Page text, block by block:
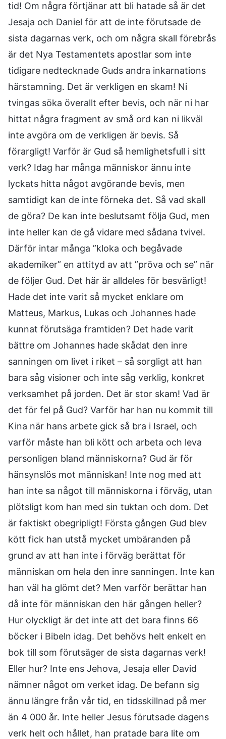
tid! Om några förtjänar att bli hatade så är det
Jesaja och Daniel för att de inte förutsade de
sista dagarnas verk, och om några skall förebrås
är det Nya Testamentets apostlar som inte
tidigare nedtecknade Guds andra inkarnations
härstamning. Det är verkligen en skam! Ni
tvingas söka överallt efter bevis, och när ni har
hittat några fragment av små ord kan ni likväl
inte avgöra om de verkligen är bevis. Så
förargligt! Varför är Gud så hemlighetsfull i sitt
verk? Idag har många människor ännu inte
lyckats hitta något avgörande bevis, men
samtidigt kan de inte förneka det. Så vad skall
de göra? De kan inte beslutsamt följa Gud, men
inte heller kan de gå vidare med sådana tvivel.
Därför intar många ”kloka och begåvade
akademiker” en attityd av att ”pröva och se” när
de följer Gud. Det här är alldeles för besvärligt!
Hade det inte varit så mycket enklare om
Matteus, Markus, Lukas och Johannes hade
kunnat förutsäga framtiden? Det hade varit
bättre om Johannes hade skådat den inre
sanningen om livet i riket – så sorgligt att han
bara såg visioner och inte såg verklig, konkret
verksamhet på jorden. Det är stor skam! Vad är
det för fel på Gud? Varför har han nu kommit till
Kina när hans arbete gick så bra i Israel, och
varför måste han bli kött och arbeta och leva
personligen bland människorna? Gud är för
hänsynslös mot människan! Inte nog med att
han inte sa något till människorna i förväg, utan
plötsligt kom han med sin tuktan och dom. Det
är faktiskt obegripligt! Första gången Gud blev
kött fick han utstå mycket umbäranden på
grund av att han inte i förväg berättat för
människan om hela den inre sanningen. Inte kan
han väl ha glömt det? Men varför berättar han
då inte för människan den här gången heller?
Hur olyckligt är det inte att det bara finns 66
böcker i Bibeln idag. Det behövs helt enkelt en
bok till som förutsäger de sista dagarnas verk!
Eller hur? Inte ens Jehova, Jesaja eller David
nämner något om verket idag. De befann sig
ännu längre från vår tid, en tidsskillnad på mer
än 4 000 år. Inte heller Jesus förutsade dagens
verk helt och hållet, han pratade bara lite om